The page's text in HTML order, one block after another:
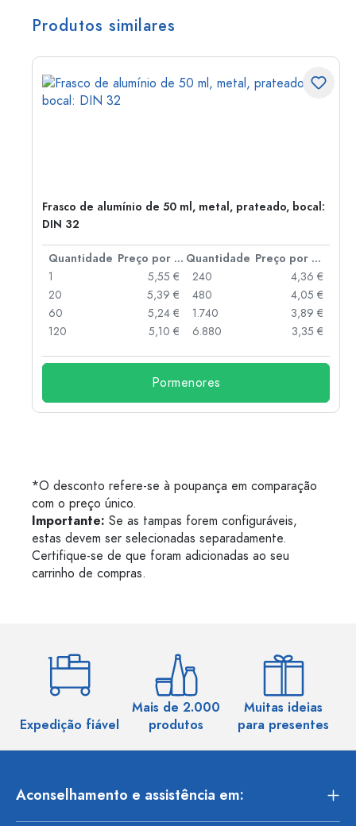
Produtos similares
Frasco de alumínio de 50 ml, metal, prateado, bocal:
DIN 32
Quantidade Preço por peça Quantidade
Preço por peça
1
5,55 €
20
5,39 €
60
5,24 €
120
5,10 €
240
4,36 €
480
4,05 €
1.740
3,89 €
6.880
3,35 €
Pormenores
*O desconto refere-se à poupança em comparação
com o preço único.
Importante: Se as tampas forem configuráveis,
estas devem ser selecionadas separadamente.
Certifique-se de que foram adicionadas ao seu
carrinho de compras.
Expedição fiável
Mais de 2.000
produtos
Muitas ideias
para presentes
Aconselhamento e assistência em: